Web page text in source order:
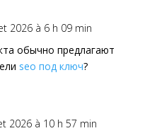
2026 à 6 h 09 min
обычно предлагают
seo под ключ?
2026 à 10 h 57 min